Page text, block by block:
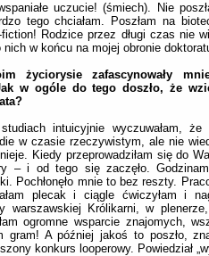
uczucie! (śmiech). Nie
tego chciałam. Poszłam na
Rodzice przez długi czas nie
nich w końcu na mojej obronie
życiorysie zafascynowały
w ogóle do tego doszło, że
intuicyjnie wyczuwałam,
w czasie rzeczywistym, ale nie
Kiedy przeprowadziłam się do
– i od tego się zaczęło.
Pochłonęło mnie to bez reszty.
plecak i ciągle ćwiczyłam i
warszawskiej Królikarni, w
ogromne wsparcie znajomych,
gram! A później jakoś to poszło,
konkurs looperowy. Powiedział